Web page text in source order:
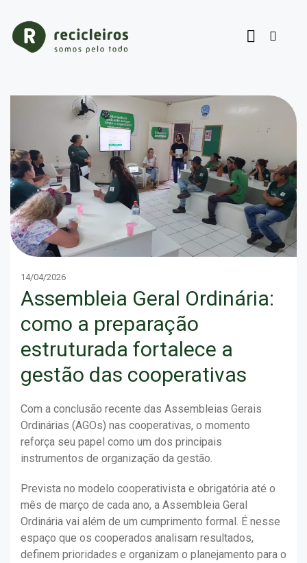
14/04/2026
Assembleia Geral Ordinária:
como a preparação
estruturada fortalece a
gestão das cooperativas
Com a conclusão recente das Assembleias Gerais
Ordinárias (AGOs) nas cooperativas, o momento
reforça seu papel como um dos principais
instrumentos de organização da gestão.
Prevista no modelo cooperativista e obrigatória até o
mês de março de cada ano, a Assembleia Geral
Ordinária vai além de um cumprimento formal. É nesse
espaço que os cooperados analisam resultados,
definem prioridades e organizam o planejamento para o